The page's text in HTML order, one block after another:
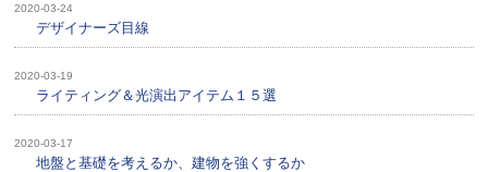
2020-03-24
デザイナーズ目線
2020-03-19
ライティング＆光演出アイテム１５選
2020-03-17
地盤と基礎を考えるか、建物を強くするか